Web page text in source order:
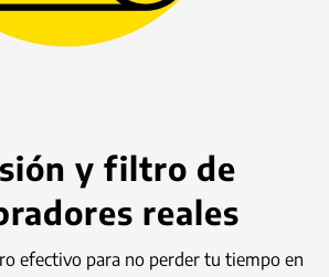
y filtro de
reales
efectivo para no perder tu tiempo en